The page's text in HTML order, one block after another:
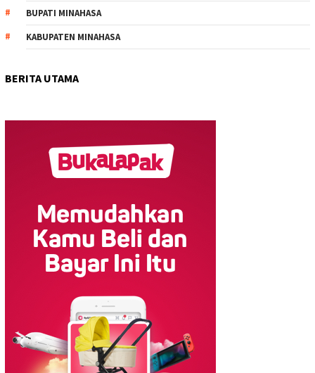
BUPATI MINAHASA
KABUPATEN MINAHASA
BERITA UTAMA